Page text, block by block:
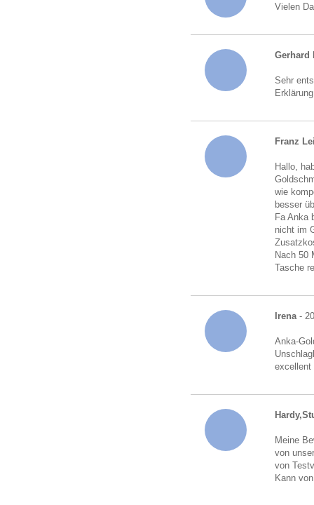
Vielen
Gerhard
Sehr
Franz
Hallo,
wie
besser
Fa Anka
nicht im
Nach 50
Tasche
Irena-
Anka-
excellent
Meine
von
von
Kann